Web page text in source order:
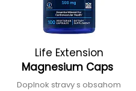
Life Extension
Magnesium Caps
Doplnok stravy s obsahom